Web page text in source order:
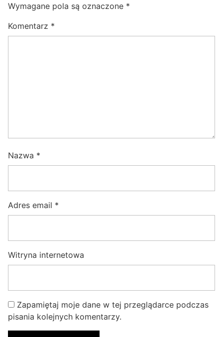
Wymagane pola są oznaczone *
Komentarz *
Nazwa *
Adres email *
Witryna internetowa
Zapamiętaj moje dane w tej przeglądarce podczas
pisania kolejnych komentarzy.